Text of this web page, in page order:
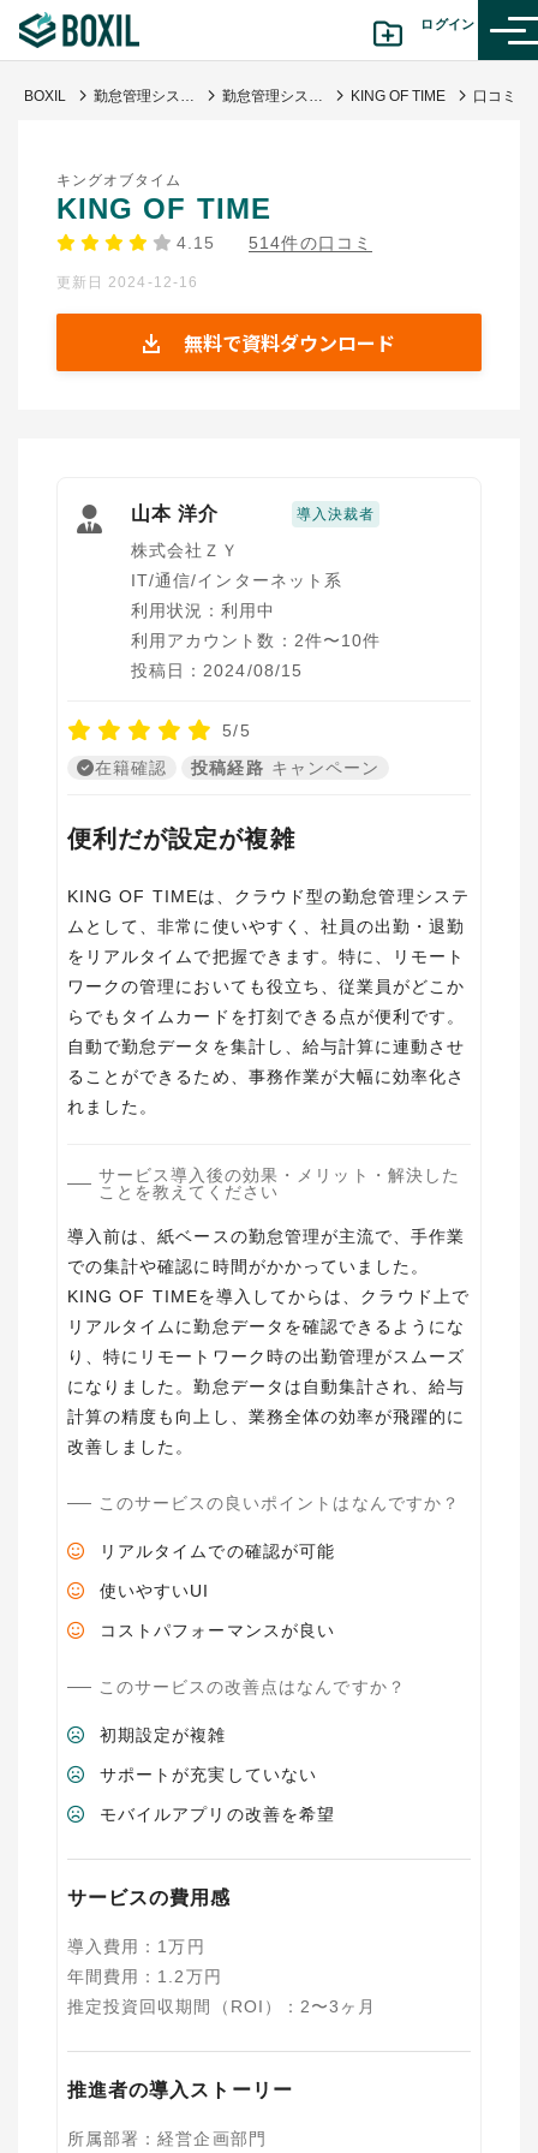
ログイン
診断から探す(β版)
BOXILの使い方ガイド 情報掲載をご希望の方へ
BOXIL 勤怠管理システムおすすめ17選 - 一覧比較表で費用・機能 | 選び方【シェアランキング】 勤怠管理システム KING OF TIME
キングオブタイム
KING OF TIME
4.15 514件の口コミ
更新日 2024-12-16
無料で資料ダウンロード
山本 洋介 導入決裁者
株式会社ＺＹ
IT/通信/インターネット系
利用状況：利用中
利用アカウント数：2件〜10件
投稿日：2024/08/15
5/5
在籍確認
投稿経路 キャンペーン
便利だが設定が複雑
KING OF TIMEは、クラウド型の勤怠管理システ
ムとして、非常に使いやすく、社員の出勤・退勤
をリアルタイムで把握できます。特に、リモート
ワークの管理においても役立ち、従業員がどこか
らでもタイムカードを打刻できる点が便利です。
自動で勤怠データを集計し、給与計算に連動させ
ることができるため、事務作業が大幅に効率化さ
れました。
サービス導入後の効果・メリット・解決した
ことを教えてください
導入前は、紙ベースの勤怠管理が主流で、手作業
での集計や確認に時間がかかっていました。
KING OF TIMEを導入してからは、クラウド上で
リアルタイムに勤怠データを確認できるようにな
り、特にリモートワーク時の出勤管理がスムーズ
になりました。勤怠データは自動集計され、給与
計算の精度も向上し、業務全体の効率が飛躍的に
改善しました。
このサービスの良いポイントはなんですか？
リアルタイムでの確認が可能
使いやすいUI
コストパフォーマンスが良い
このサービスの改善点はなんですか？
初期設定が複雑
サポートが充実していない
モバイルアプリの改善を希望
サービスの費用感
導入費用 ： 1万円
年間費用 ： 1.2万円
推定投資回収期間（ROI）
： 2〜3ヶ月
推進者の導入ストーリー
所属部署 ：経営企画部門